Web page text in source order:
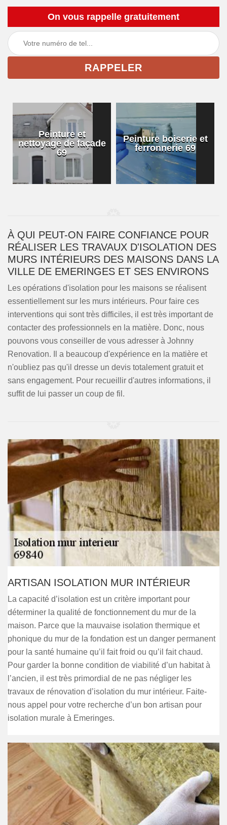
On vous rappelle gratuitement
Peinture et
nettoyage de façade
69
Peinture boiserie et
ferronnerie 69
À QUI PEUT-ON FAIRE CONFIANCE POUR
RÉALISER LES TRAVAUX D'ISOLATION DES
MURS INTÉRIEURS DES MAISONS DANS LA
VILLE DE EMERINGES ET SES ENVIRONS
Les opérations d'isolation pour les maisons se réalisent
essentiellement sur les murs intérieurs. Pour faire ces
interventions qui sont très difficiles, il est très important de
contacter des professionnels en la matière. Donc, nous
pouvons vous conseiller de vous adresser à Johnny
Renovation. Il a beaucoup d'expérience en la matière et
n'oubliez pas qu'il dresse un devis totalement gratuit et
sans engagement. Pour recueillir d'autres informations, il
suffit de lui passer un coup de fil.
ARTISAN ISOLATION MUR INTÉRIEUR
La capacité d’isolation est un critère important pour
déterminer la qualité de fonctionnement du mur de la
maison. Parce que la mauvaise isolation thermique et
phonique du mur de la fondation est un danger permanent
pour la santé humaine qu’il fait froid ou qu’il fait chaud.
Pour garder la bonne condition de viabilité d’un habitat à
l’ancien, il est très primordial de ne pas négliger les
travaux de rénovation d’isolation du mur intérieur. Faite-
nous appel pour votre recherche d’un bon artisan pour
isolation murale à Emeringes.